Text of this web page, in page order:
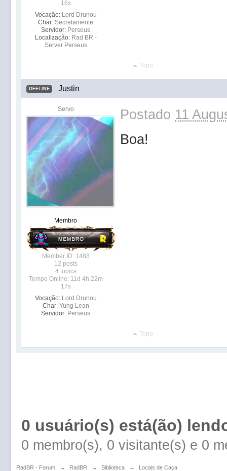
16s
Vocação: Lord Drunou
Char: Secretamente
Servidor: Perseus
Localização: Rad BR -
Server Perseus
Topo
OFFLINE Justin
Servo
Membro
Member ID: 1488
12 posts
4 topics
Tempo Online: 11d 4h 22m
17s
Vocação: Lord Drunou
Char: Yung Lean
Servidor: Perseus
Postado 11
Boa!
Topo
0 usuário(s) está(ão)
0 membro(s), 0 visitante(s) e 0
RadBR - Forum → RadBR → Biblioteca → Locais de Caça